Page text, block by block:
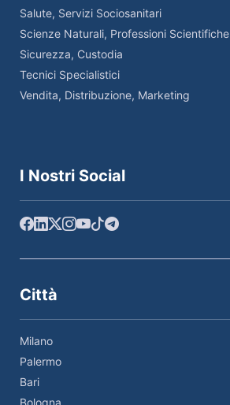
Salute, Servizi Sociosanitari
Scienze Naturali, Professioni Scientifiche
Sicurezza, Custodia
Tecnici Specialistici
Vendita, Distribuzione, Marketing
I Nostri Social
Città
Milano
Palermo
Bari
Bologna